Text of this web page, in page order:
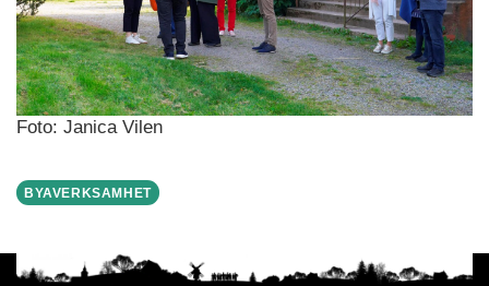
BYAVERKSAMHET
Foto: Janica Vilen